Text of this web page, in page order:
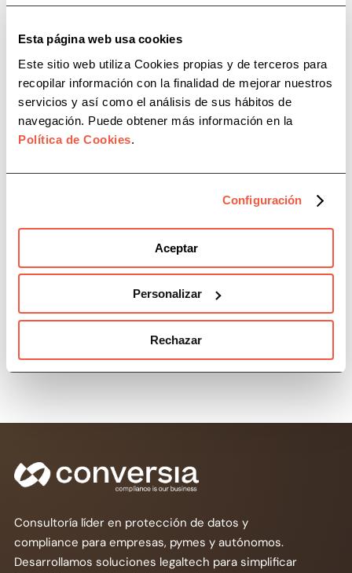
Esta página web usa cookies
Este sitio web utiliza Cookies propias y de terceros para
recopilar información con la finalidad de mejorar nuestros
servicios y así como el análisis de sus hábitos de
navegación. Puede obtener más información en la
Política de Cookies.
Configuración
Aceptar
Personalizar
Rechazar
para fomentar actuaciones destinadas a
ayudas asciende a poco más de 180.000 euros
con los que los consistorios podrán diseñar y
elaborar planes de igualdad, así como organizar
actividades de sensibilización y educación a la
población en valores de igualdad entre mujeres
y hombres y de prevención de la violencia
explica que estas ayudas están “dirigidas a
fomentar el principio de igualdad de trato y
oportunidades entre mujeres y hombres, así
como la prevención de la violencia de
género”. Molina opina que «una de las
prioridades para que la igualdad formal se
aproxime a la igualdad real es que las mujeres
se empoderen, es decir, que cojan las riendas de
su vida”.
Consultoría líder en protección de datos y
compliance para empresas, pymes y autónomos.
Desarrollamos soluciones legaltech para simplificar